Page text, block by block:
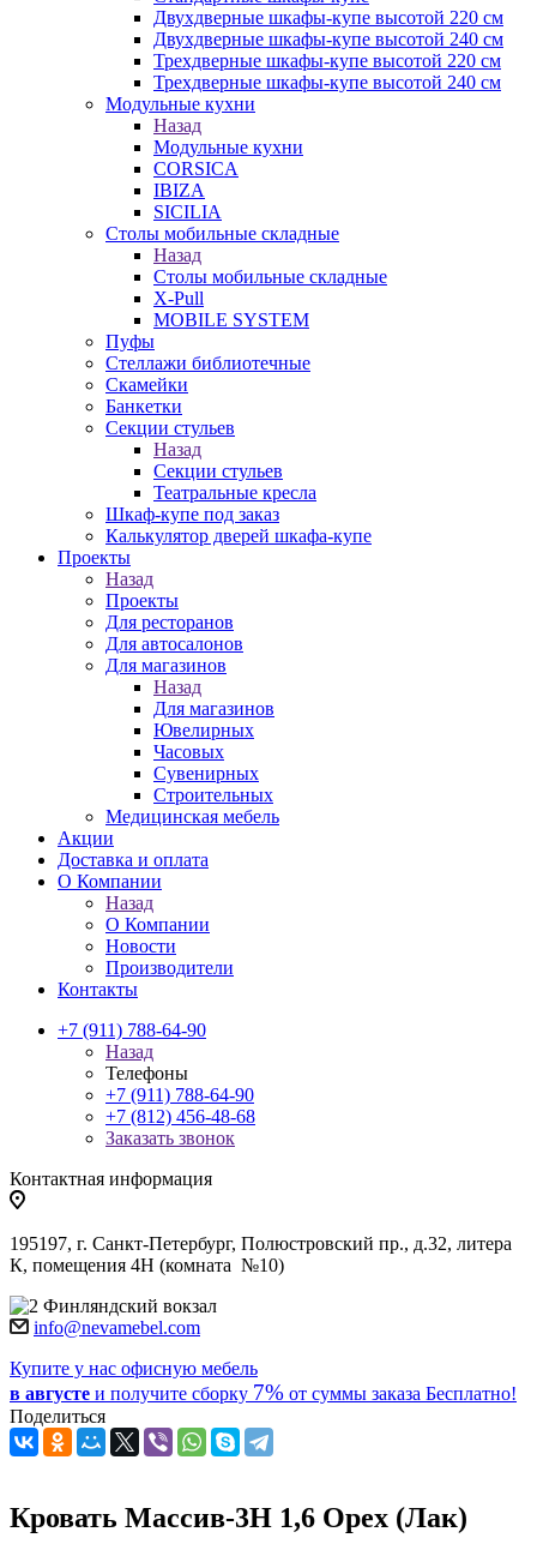
Двухдверные шкафы-купе высотой 220 см
Двухдверные шкафы-купе высотой 240 см
Трехдверные шкафы-купе высотой 220 см
Трехдверные шкафы-купе высотой 240 см
Модульные кухни
Назад
Модульные кухни
CORSICA
IBIZA
SICILIA
Столы мобильные складные
Назад
Столы мобильные складные
X-Pull
MOBILE SYSTEM
Пуфы
Стеллажи библиотечные
Скамейки
Банкетки
Секции стульев
Назад
Секции стульев
Театральные кресла
Шкаф-купе под заказ
Калькулятор дверей шкафа-купе
Проекты
Назад
Проекты
Для ресторанов
Для автосалонов
Для магазинов
Назад
Для магазинов
Ювелирных
Часовых
Сувенирных
Строительных
Медицинская мебель
Акции
Доставка и оплата
О Компании
Назад
О Компании
Новости
Производители
Контакты
+7 (911) 788-64-90
Назад
Телефоны
+7 (911) 788-64-90
+7 (812) 456-48-68
Заказать звонок
Контактная информация
195197, г. Санкт-Петербург, Полюстровский пр., д.32, литера
К, помещения 4Н (комната №10)
Финляндский вокзал
info@nevamebel.com
Купите у нас офисную мебель
в августе и получите сборку 7% от суммы заказа Бесплатно!
Поделиться
Кровать Массив-3Н 1,6 Орех (Лак)